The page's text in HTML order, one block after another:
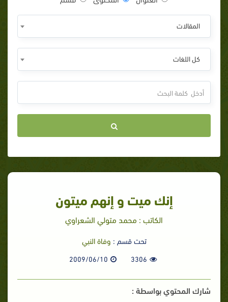
المقالات
كل اللغات
إنك ميت و إنهم ميتون
الكاتب : محمد متولي الشعراوي
تحت قسم : وفاة النبي
3306
2009/06/10
شارك المحتوي بواسطة :